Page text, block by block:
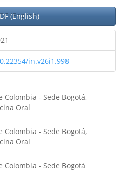
(English)
in.v26i1.998
- Sede Bogotá,
Oral
- Sede Bogotá,
Oral
- Sede Bogotá